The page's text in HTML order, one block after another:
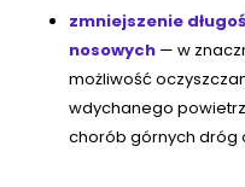
zmniejszenie
nosowych — w
możliwość
wdychanego
chorób górnych dróg